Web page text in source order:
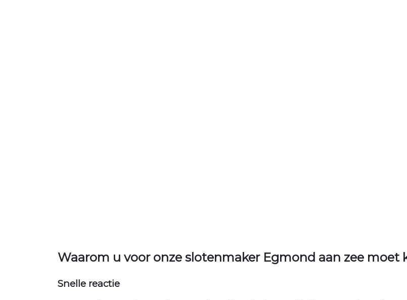
Waarom u voor onze slotenmaker Egmond aan zee moet
Snelle reactie